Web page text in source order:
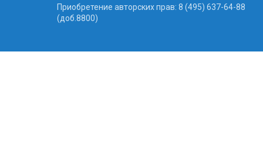
Приобретение авторских прав: 8 (495) 637-64-88
(доб.8800)